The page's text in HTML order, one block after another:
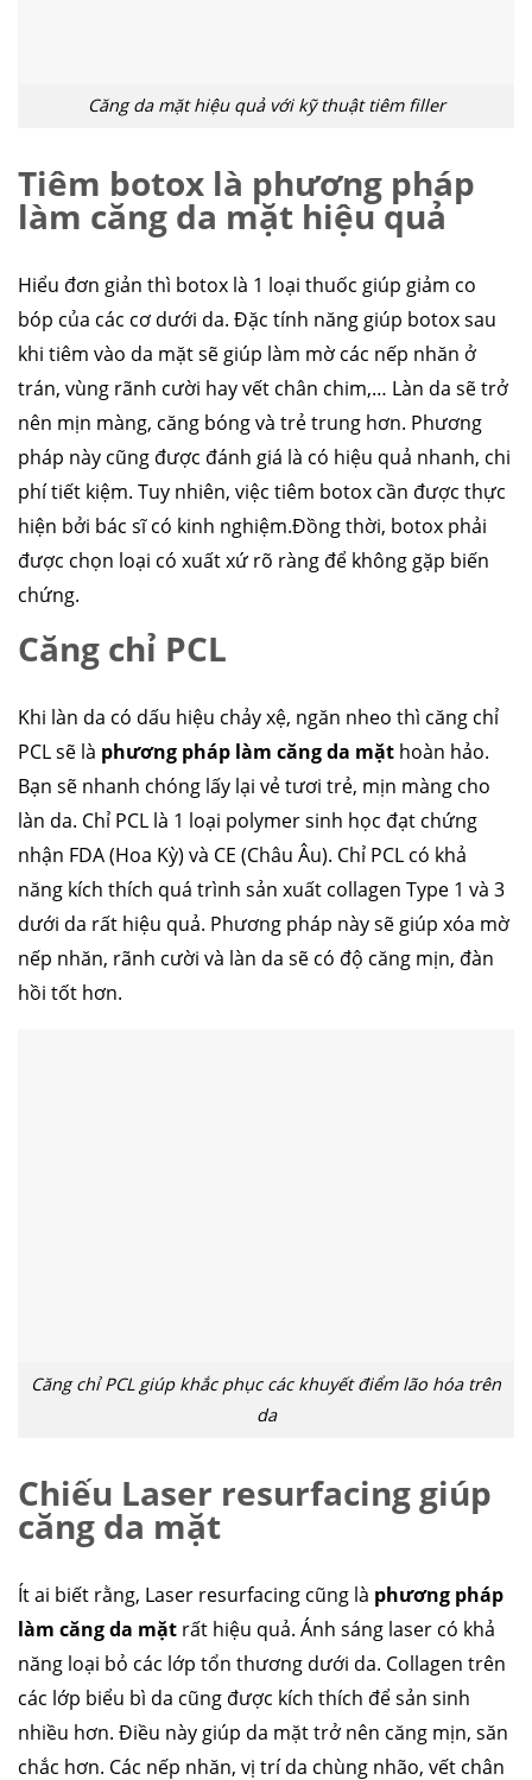
Căng da mặt hiệu quả với kỹ thuật tiêm filler
Tiêm botox là phương pháp
làm căng da mặt hiệu quả
Hiểu đơn giản thì botox là 1 loại thuốc giúp giảm co
bóp của các cơ dưới da. Đặc tính năng giúp botox sau
khi tiêm vào da mặt sẽ giúp làm mờ các nếp nhăn ở
trán, vùng rãnh cười hay vết chân chim,… Làn da sẽ trở
nên mịn màng, căng bóng và trẻ trung hơn. Phương
pháp này cũng được đánh giá là có hiệu quả nhanh, chi
phí tiết kiệm. Tuy nhiên, việc tiêm botox cần được thực
hiện bởi bác sĩ có kinh nghiệm.Đồng thời, botox phải
được chọn loại có xuất xứ rõ ràng để không gặp biến
chứng.
Căng chỉ PCL
Khi làn da có dấu hiệu chảy xệ, ngăn nheo thì căng chỉ
PCL sẽ là phương pháp làm căng da mặt hoàn hảo.
Bạn sẽ nhanh chóng lấy lại vẻ tươi trẻ, mịn màng cho
làn da. Chỉ PCL là 1 loại polymer sinh học đạt chứng
nhận FDA (Hoa Kỳ) và CE (Châu Âu). Chỉ PCL có khả
năng kích thích quá trình sản xuất collagen Type 1 và 3
dưới da rất hiệu quả. Phương pháp này sẽ giúp xóa mờ
nếp nhăn, rãnh cười và làn da sẽ có độ căng mịn, đàn
hồi tốt hơn.
Căng chỉ PCL giúp khắc phục các khuyết điểm lão hóa trên
da
Chiếu Laser resurfacing giúp
căng da mặt
Ít ai biết rằng, Laser resurfacing cũng là phương pháp
làm căng da mặt rất hiệu quả. Ánh sáng laser có khả
năng loại bỏ các lớp tổn thương dưới da. Collagen trên
các lớp biểu bì da cũng được kích thích để sản sinh
nhiều hơn. Điều này giúp da mặt trở nên căng mịn, săn
chắc hơn. Các nếp nhăn, vị trí da chùng nhão, vết chân